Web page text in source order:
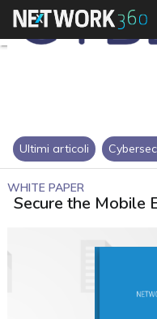
Ultimi articoli
WHITE PAPER
Secure the Mobile